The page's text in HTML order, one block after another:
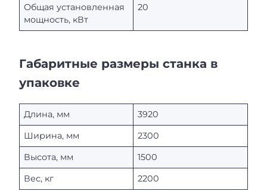
Общая установленная
мощность, кВт
20
Габаритные размеры станка в
упаковке
Длина, мм
3920
Ширина, мм
2300
Высота, мм
1500
Вес, кг
2200